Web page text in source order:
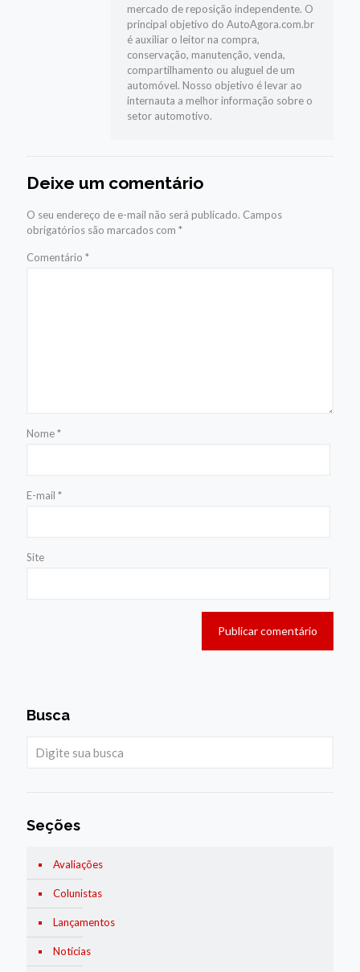
mercado de reposição independente. O
principal objetivo do AutoAgora.com.br
é auxiliar o leitor na compra,
conservação, manutenção, venda,
compartilhamento ou aluguel de um
automóvel. Nosso objetivo é levar ao
internauta a melhor informação sobre o
setor automotivo.
Deixe um comentário
O seu endereço de e-mail não será publicado. Campos
obrigatórios são marcados com *
Comentário *
Nome*
E-mail *
Site
Busca
Seções
Avaliações
Colunistas
Lançamentos
Notícias